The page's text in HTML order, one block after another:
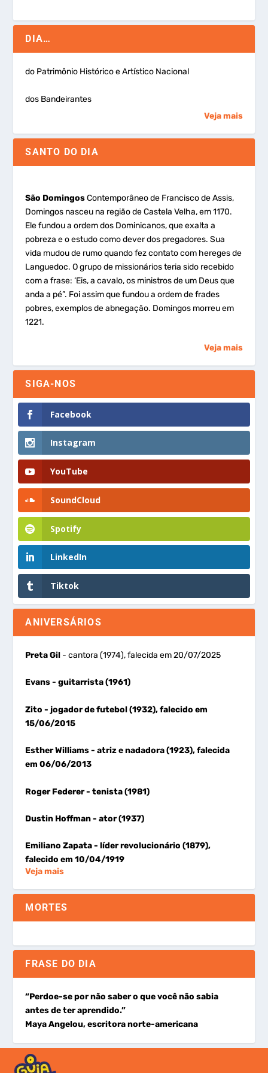
DIA…
do Patrimônio Histórico e Artístico Nacional
dos Bandeirantes
Veja mais
SANTO DO DIA
São DomingosContemporâneo de Francisco de Assis,
Domingos nasceu na região de Castela Velha, em 1170.
Ele fundou a ordem dos Dominicanos, que exalta a
pobreza e o estudo como dever dos pregadores. Sua
vida mudou de rumo quando fez contato com hereges de
Languedoc. O grupo de missionários teria sido recebido
com a frase: ‘Eis, a cavalo, os ministros de um Deus que
anda a pé”. Foi assim que fundou a ordem de frades
pobres, exemplos de abnegação. Domingos morreu em
1221.
Veja mais
SIGA-NOS
Facebook
Instagram
YouTube
SoundCloud
Spotify
LinkedIn
Tiktok
ANIVERSÁRIOS
Preta Gil - cantora (1974), falecida em 20/07/2025
Evans- guitarrista (1961)
Zito- jogador de futebol (1932), falecido em
15/06/2015
Esther Williams- atriz e nadadora (1923), falecida
em 06/06/2013
Roger Federer- tenista (1981)
Dustin Hoffman- ator (1937)
Emiliano Zapata- líder revolucionário (1879),
falecido em 10/04/1919
Veja mais
MORTES
FRASE DO DIA
“Perdoe-se por não saber o que você não sabia
antes de ter aprendido.”
Maya Angelou, escritora norte-americana